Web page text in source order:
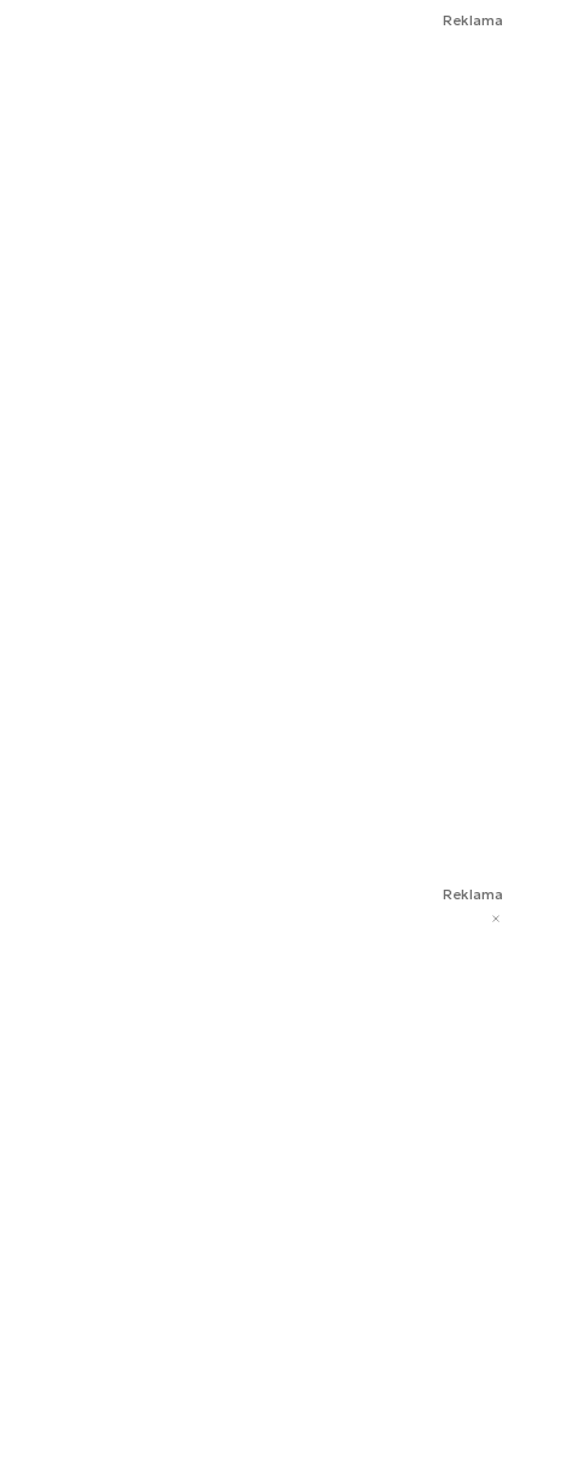
Reklama
Reklama